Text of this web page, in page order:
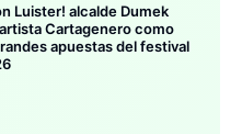
Luister! alcalde Dumek
Cartagenero como
apuestas del festival